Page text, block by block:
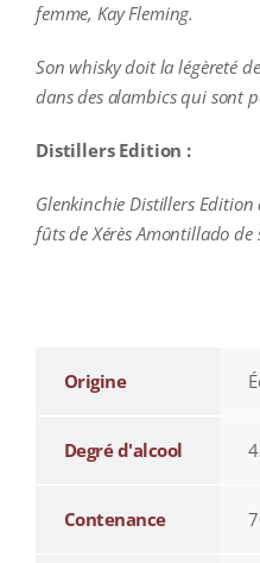
femme, Kay Fleming.
Son whisky doit la légèreté
dans des alambics qui sont
Distillers Edition :
Glenkinchie Distillers Edition
fûts de Xérès Amontillado
Origine
Degré d'alcool
Contenance